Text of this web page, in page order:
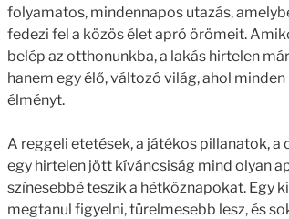
folyamatos, mindennapos utazás,
fedezi fel a közös élet apró örömeit.
belép az otthonunkba, a lakás hirtelen
hanem egy élő, változó világ, ahol
élményt.
A reggeli etetések, a játékos pillanatok, a
egy hirtelen jött kíváncsiság mind olyan
színesebbé teszik a hétköznapokat. Egy
megtanul figyelni, türelmesebb lesz, és